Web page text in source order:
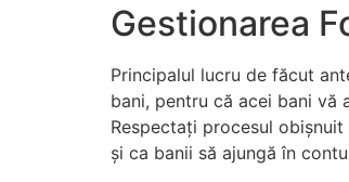
Gestionarea
Principalul lucru de făcut
bani, pentru că acei bani vă
Respectați procesul
și ca banii să ajungă în